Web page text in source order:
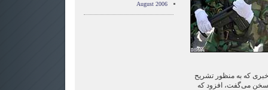
که به منظور تشریح
سخن می‌گفت، افزود که
August 2006